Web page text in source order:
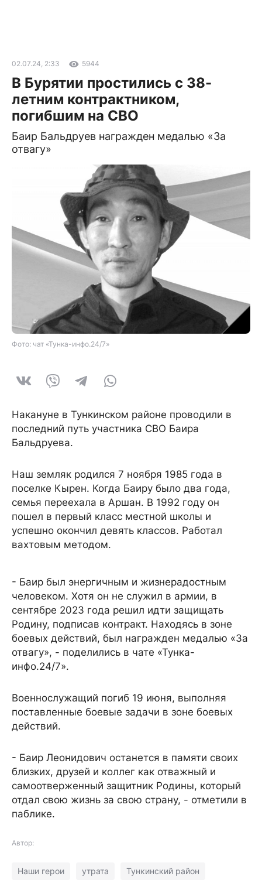
02.07.24, 2:33 5944
В Бурятии простились с 38-
летним контрактником,
погибшим на СВО
Баир Бальдруев награжден медалью «За
отвагу»
Фото: чат «Тунка-инфо.24/7»
Накануне в Тункинском районе проводили в
последний путь участника СВО Баира
Бальдруева.
Наш земляк родился 7 ноября 1985 года в
поселке Кырен. Когда Баиру было два года,
семья переехала в Аршан. В 1992 году он
пошел в первый класс местной школы и
успешно окончил девять классов. Работал
вахтовым методом.
- Баир был энергичным и жизнерадостным
человеком. Хотя он не служил в армии, в
сентябре 2023 года решил идти защищать
Родину, подписав контракт. Находясь в зоне
боевых действий, был награжден медалью «За
отвагу», - поделились в чате «Тунка-
инфо.24/7».
Военнослужащий погиб 19 июня, выполняя
поставленные боевые задачи в зоне боевых
действий.
- Баир Леонидович останется в памяти своих
близких, друзей и коллег как отважный и
самоотверженный защитник Родины, который
отдал свою жизнь за свою страну, - отметили в
паблике.
Автор:
Наши герои утрата Тункинский район